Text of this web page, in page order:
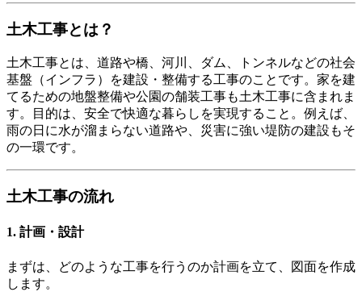
土木工事とは？
土木工事とは、道路や橋、河川、ダム、トンネルなどの社会
基盤（インフラ）を建設・整備する工事のことです。家を建
てるための地盤整備や公園の舗装工事も土木工事に含まれま
す。目的は、安全で快適な暮らしを実現すること。例えば、
雨の日に水が溜まらない道路や、災害に強い堤防の建設もそ
の一環です。
土木工事の流れ
1. 計画・設計
まずは、どのような工事を行うのか計画を立て、図面を作成
します。